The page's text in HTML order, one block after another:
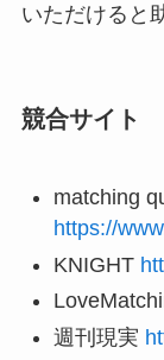
いただけると
競合サイト
matching
https://
KNIGHT
週刊現実